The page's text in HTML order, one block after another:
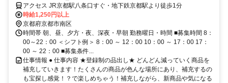
アクセス JR京都駅八条口すぐ・地下鉄京都駅より徒歩1分
時給1,250円以上
京都府京都市南区
時間帯 朝、昼、夕方・夜、深夜・早朝 勤務曜日・時間 ■募集時間 8：
00～22：00 ＜シフト例＞ 8：00 ～ 12：00 10：00 ～ 17：00 17：
00 ～ 22：00 ■募集条件...
仕事情報 ● 仕事内容 ★登録制の品出し★ どんどん減っていく商品を
補充していきます！たくさんの商品が色んな場所にあり、補充するの
も宝探し感覚！？で楽しめちゃう！補充しながら、新商品や気になる